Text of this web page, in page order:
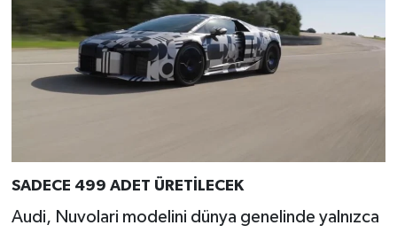
SADECE 499 ADET ÜRETİLECEK
Audi, Nuvolari modelini dünya genelinde yalnızca